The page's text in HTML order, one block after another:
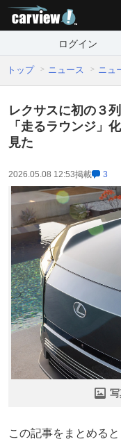
ログイン
トップ ニュース ニュ
レクサスに初の３
「走るラウンジ」
見た
2026.05.08 12:53掲載 3
写
この記事をまとめると